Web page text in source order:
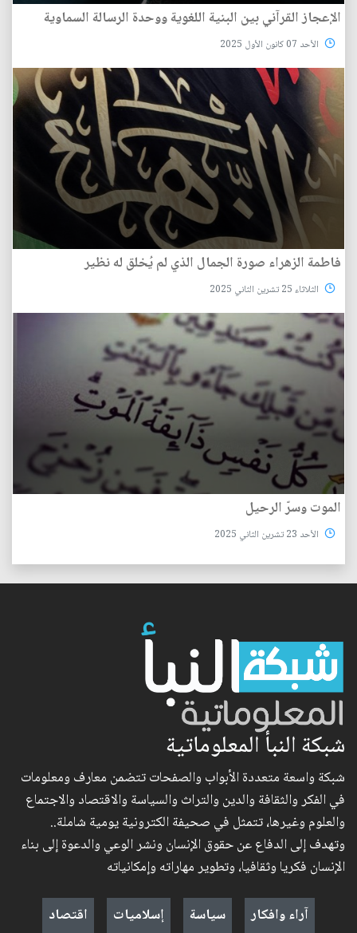
الإعجاز القرآني بين البنية اللغوية ووحدة الرسالة السماوية
الأحد 07 كانون الأول 2025
فاطمة الزهراء صورة الجمال الذي لم يُخلق له نظير
الثلاثاء 25 تشرين الثاني 2025
الموت وسرّ الرحيل
الأحد 23 تشرين الثاني 2025
شبكة النبأ المعلوماتية
شبكة واسعة متعددة الأبواب والصفحات تتضمن معارف ومعلومات
في الفكر والثقافة والدين والتراث والسياسة والاقتصاد والاجتماع
والعلوم وغيرها، تتمثل في صحيفة الكترونية يومية شاملة..
وتهدف إلى الدفاع عن حقوق الإنسان ونشر الوعي والدعوة إلى بناء
الإنسان فكريا وثقافيا، وتطوير مهاراته وإمكانياته
آراء وافكار
سياسة إسلاميات اقتصاد